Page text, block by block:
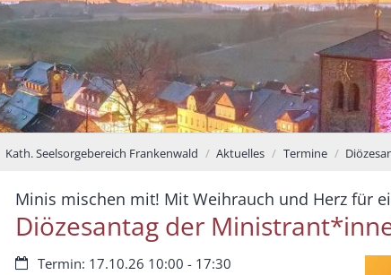
Kath. Seelsorgebereich Frankenwald Aktuelles Termine
Minis mischen mit! Mit Weihrauch und Herz für
Diözesantag der
Datum:Termin: 17.10.26 10:00 - 17:30